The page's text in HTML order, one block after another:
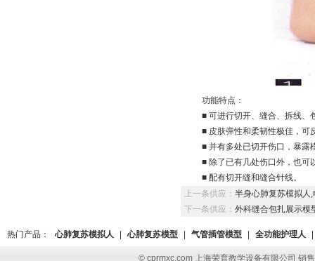
功能特点：
■ 可进行切开、缝合、拆线、
■ 皮肤弹性和柔韧性极佳，可
■ 并有多处已切开伤口，暴露
■ 除了已有几处伤口外，也可
■ 配有切开缝和缝合针线。
上一条供应： 半身心肺复苏模拟人
下一条供应： 外科缝合包扎展示模
热门产品： 心肺复苏模拟人 心肺复苏模型 气管插管模型 全功能护理人
© cprmxc.com 上海荣育教学设备有限公司 销